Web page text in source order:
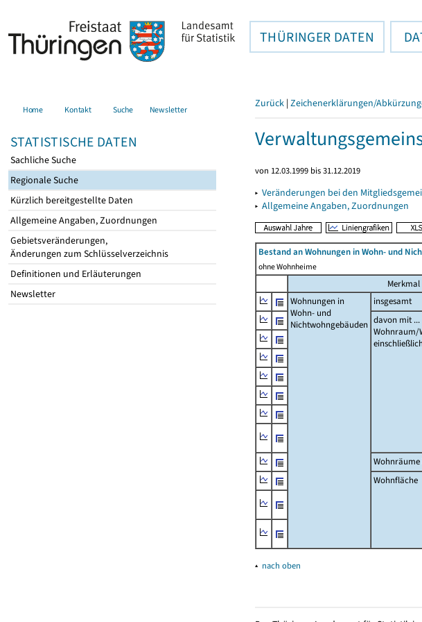
THÜRINGER DATEN
Home Kontakt Suche Newsletter
STATISTISCHE DATEN
Sachliche Suche
Regionale Suche
Kürzlich bereitgestellte Daten
Allgemeine Angaben, Zuordnungen
Gebietsveränderungen,
Änderungen zum Schlüsselverzeichnis
Definitionen und Erläuterungen
Newsletter
Zurück | Zeichenerklärungen/
von 12.03.1999 bis 31.12.2019
▸ Veränderungen bei den
▸ Allgemeine Angaben, Zuordnungen
Bestand an Wohnungen in Wohn- und
ohne Wohnheime
Merkmal
Wohnungen in
Wohn- und
Nichtwohngebäuden
insgesamt
davon mit ...
Wohnraum/
Wohnfläche
▴ nach oben